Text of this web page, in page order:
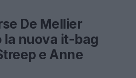
De Mellier
la nuova it-bag
e Anne